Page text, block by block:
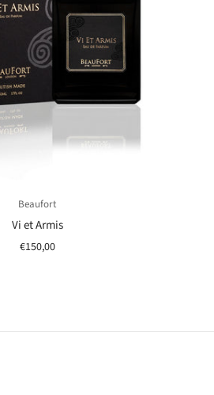
Beaufort
Vi et Armis
€150,00